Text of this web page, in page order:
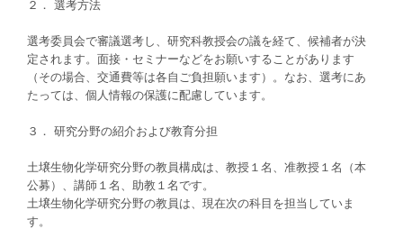
２． 選考方法
選考委員会で審議選考し、研究科教授会の議を経て、候補者が決
定されます。面接・セミナーなどをお願いすることがあります
（その場合、交通費等は各自ご負担願います）。なお、選考にあ
たっては、個人情報の保護に配慮しています。
３． 研究分野の紹介および教育分担
土壌生物化学研究分野の教員構成は、教授１名、准教授１名（本
公募）、講師１名、助教１名です。
土壌生物化学研究分野の教員は、現在次の科目を担当していま
す。